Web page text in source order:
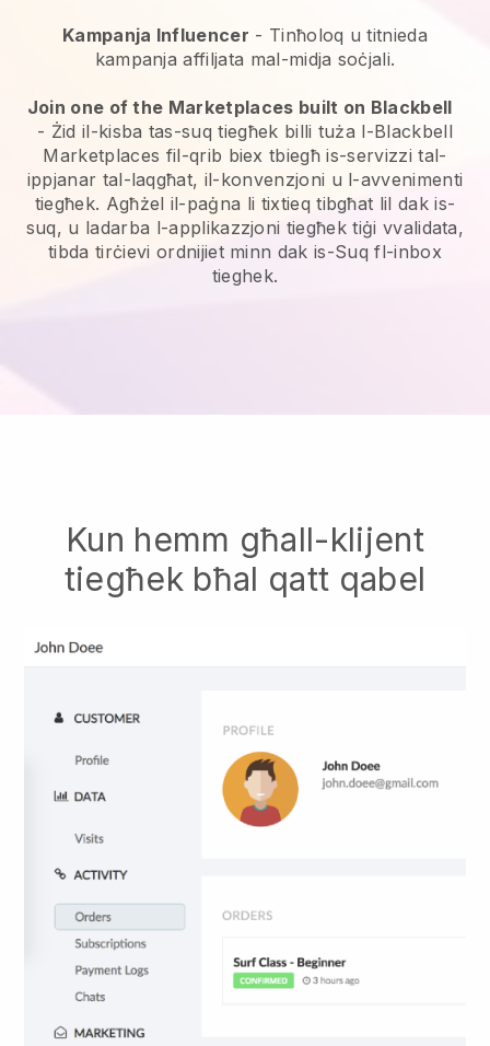
Kampanja Influencer - Tinħoloq u titnieda
kampanja affiljata mal-midja soċjali.
Join one of the Marketplaces built on Blackbell
- Żid il-kisba tas-suq tiegħek billi tuża l-Blackbell
Marketplaces fil-qrib biex tbiegħ is-servizzi tal-
ippjanar tal-laqgħat, il-konvenzjoni u l-avvenimenti
tiegħek. Agħżel il-paġna li tixtieq tibgħat lil dak is-
suq, u ladarba l-applikazzjoni tiegħek tiġi vvalidata,
tibda tirċievi ordnijiet minn dak is-Suq fl-inbox
tieghek.
Kun hemm għall-klijent
tiegħek bħal qatt qabel